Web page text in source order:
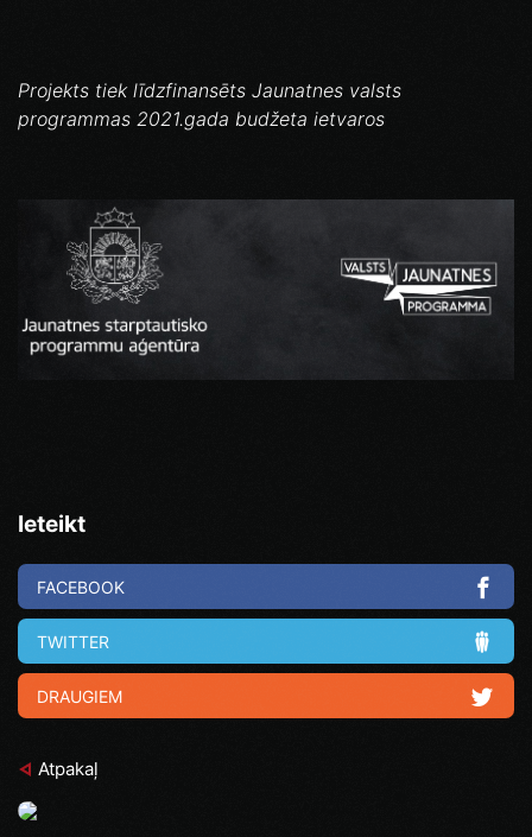
Projekts tiek līdzfinansēts Jaunatnes valsts
programmas 2021.gada budžeta ietvaros
Ieteikt
FACEBOOK
TWITTER
DRAUGIEM
Atpakaļ